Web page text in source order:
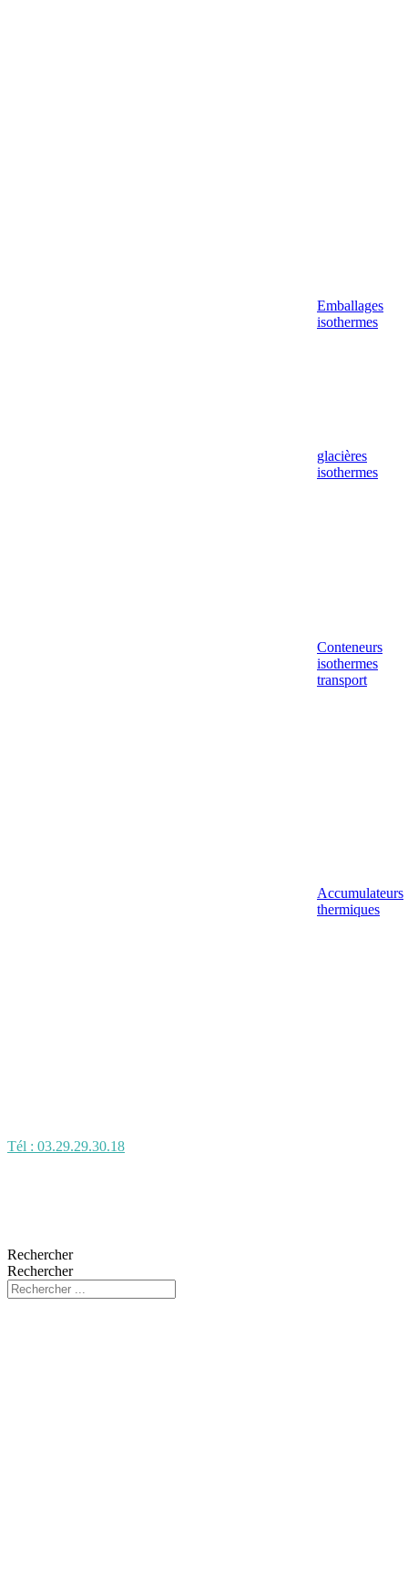
Emballages
isothermes
glacières
isothermes
Conteneurs
isothermes
transport
Accumulateurs
thermiques
Tél : 03.29.29.30.18
Rechercher
Rechercher